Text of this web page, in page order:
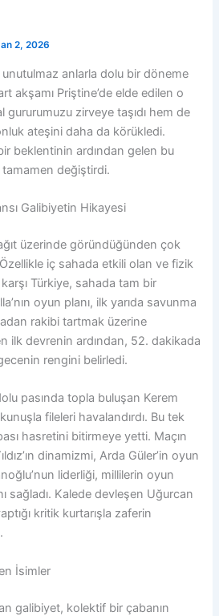
2, 2026
anlarla dolu bir döneme
akşamı Priştine’de elde edilen o
zirveye taşıdı hem de
ateşini daha da körükledi.
beklentinin ardından gelen bu
tamamen değiştirdi.
Galibiyetin Hikayesi
üzerinde göründüğünden çok
iç sahada etkili olan ve fizik
Türkiye, sahada tam bir
oyun planı, ilk yarıda savunma
rakibi tartmak üzerine
ilk devrenin ardından, 52. dakikada
rengini belirledi.
pasında topla buluşan Kerem
fileleri havalandırdı. Bu tek
hasretini bitirmeye yetti. Maçın
dinamizmi, Arda Güler’in oyun
liderliği, millilerin oyun
sağladı. Kalede devleşen Uğurcan
kritik kurtarışla zaferin
İsimler
galibiyet, kolektif bir çabanın